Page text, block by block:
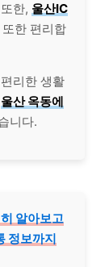
한, 울산IC
한 편리합
리한 생활
울산 옥동에
니다.
알아보고
정보까지